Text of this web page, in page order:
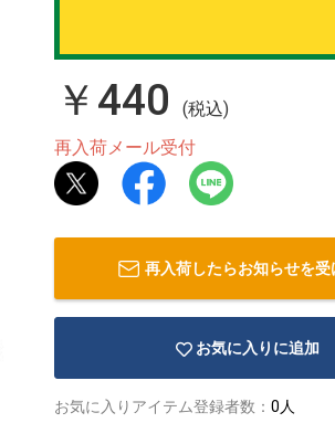
￥440
(税込)
再入荷メール受付
再入荷したらお知らせを受
お気に入りに追加
お気に入りアイテム登録者数： 0人